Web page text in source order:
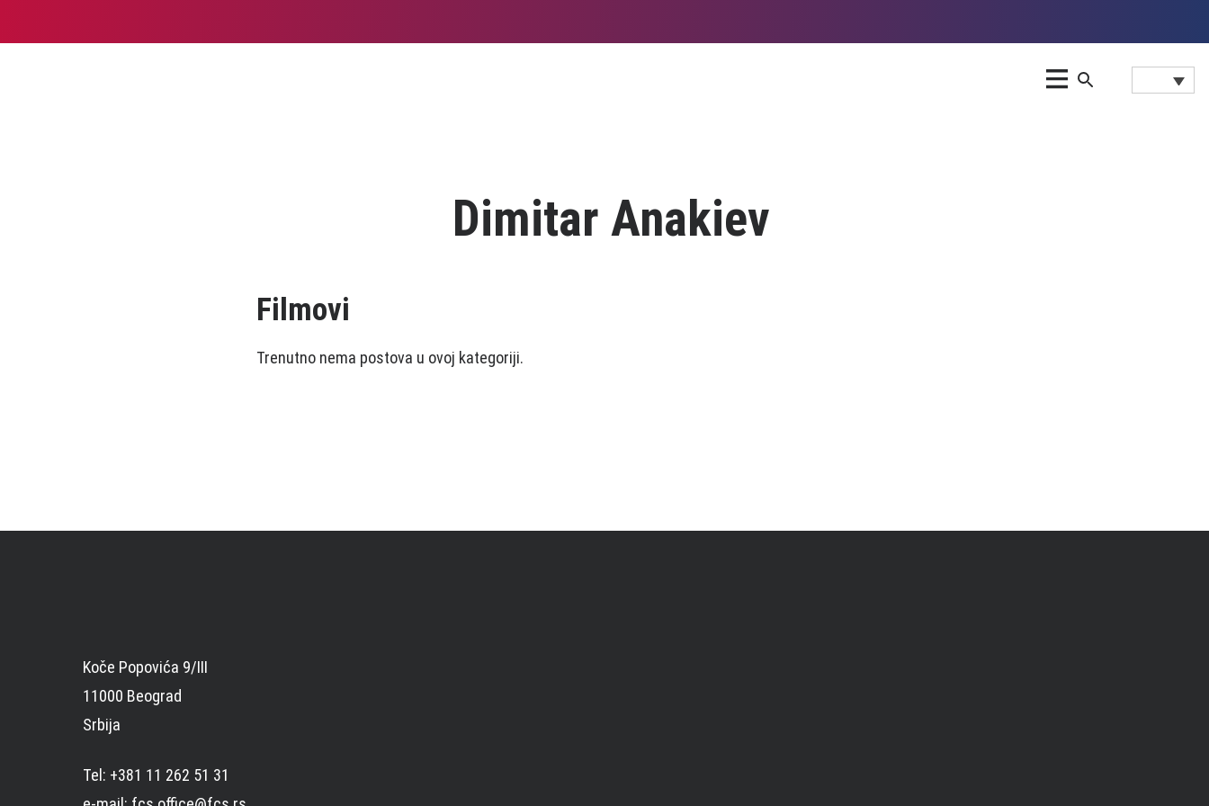
Dimitar Anakiev
Filmovi
Trenutno nema postova u ovoj kategoriji.
Koče Popovića 9/III
11000 Beograd
Srbija
Tel: +381 11 262 51 31